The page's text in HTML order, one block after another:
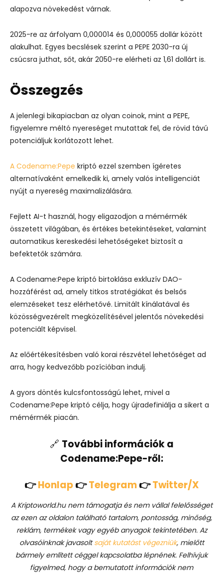
alapozva növekedést várnak.
2025-re az árfolyam 0,000014 és 0,000055 dollár között
alakulhat. Egyes becslések szerint a PEPE 2030-ra új
csúcsra juthat, sőt, akár 2050-re elérheti az 1,61 dollárt is.
Összegzés
A jelenlegi bikapiacban az olyan coinok, mint a PEPE,
figyelemre méltó nyereséget mutattak fel, de rövid távú
potenciáljuk korlátozott lehet.
A Codename:Pepe kriptó ezzel szemben ígéretes
alternatívaként emelkedik ki, amely valós intelligenciát
nyújt a nyereség maximalizálására.
Fejlett AI-t használ, hogy eligazodjon a mémérmék
összetett világában, és értékes betekintéseket, valamint
automatikus kereskedési lehetőségeket biztosít a
befektetők számára.
A Codename:Pepe kriptó birtoklása exkluzív DAO-
hozzáférést ad, amely titkos stratégiákat és belsős
elemzéseket tesz elérhetővé. Limitált kínálatával és
közösségvezérelt megközelítésével jelentős növekedési
potenciált képvisel.
Az előértékesítésben való korai részvétel lehetőséget ad
arra, hogy kedvezőbb pozícióban indulj.
A gyors döntés kulcsfontosságú lehet, mivel a
Codename:Pepe kriptó célja, hogy újradefiniálja a sikert a
mémérmék piacán.
🔗 További információk a
Codename:Pepe-ről:
👉Honlap👉Telegram👉Twitter/X
A Kriptoworld.hu nem támogatja és nem vállal felelősséget
az ezen az oldalon található tartalom, pontosság, minőség,
reklám, termékek vagy egyéb anyagok tekintetében. Az
olvasóinknak javasoltsaját kutatást végezniük, mielőtt
bármely említett céggel kapcsolatba lépnének. Felhívjuk
figyelmed, hogy a bemutatott információk nem